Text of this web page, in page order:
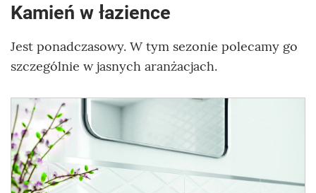
Kamień w łazience
Jest ponadczasowy. W tym sezonie polecamy go
szczególnie w jasnych aranżacjach.